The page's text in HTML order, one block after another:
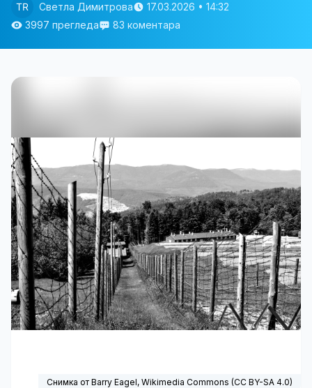
Светла Димитрова
17.03.2026 • 14:32
3997 прегледа
83 коментара
Снимка от Barry Eagel, Wikimedia Commons (CC BY-SA 4.0)